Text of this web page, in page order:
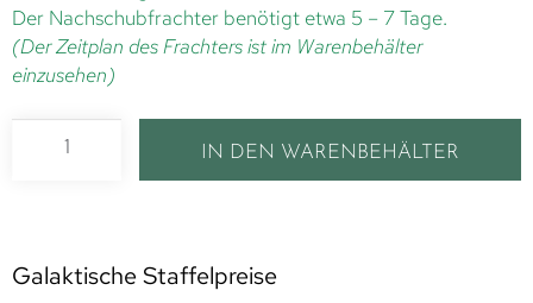
Der Nachschubfrachter benötigt etwa 5 – 7 Tage.
(Der Zeitplan des Frachters ist im Warenbehälter
einzusehen)
IN DEN WARENBEHÄLTER
Galaktische Staffelpreise